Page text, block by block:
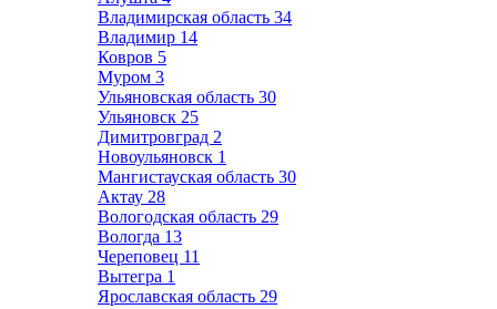
Владимирская область 34
Владимир 14
Ковров 5
Муром 3
Ульяновская область 30
Ульяновск 25
Димитровград 2
Новоульяновск 1
Мангистауская область 30
Актау 28
Вологодская область 29
Вологда 13
Череповец 11
Вытегра 1
Ярославская область 29